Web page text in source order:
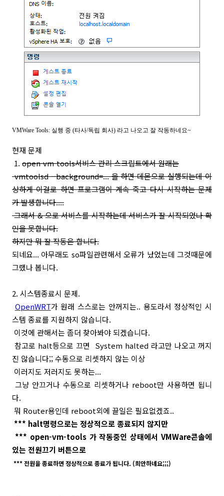
VMWare Tools: 실행 중 (타사/독립 회사) 라고 나오고 잘 작동하네요~
현재 문제
1. open-vm-tools서비스 관리 스크립트에서 원래는
vmtoolsd --background=... 을 하면 데몬으로 실행되는데 이
상하게 이걸로 하면 프로그램이 계속 죽고 다시 시작하는 문제
가 발생합니다....
그래서 & 으로 서비스를 시작하는데 서비스가 잘 시작되었나 확
인을 못합니다.
하지만 뭐 잘 작동은 합니다.
되네요... 아무래도 so파일관련해서 오류가 났었는데 그것때문에
그랬나 봅니다.
2. 시스템종료시 문제.
OpenWRT가 원래 스스로는 안꺼지는.. 용도라서 정상적인 시
스템 종료를 지원하지 않습니다.
이것에 관해서는 좀더 찾아봐야 되겠습니다.
참고로 halt등으로 끄면 System halted 라고만 나오고 꺼지
진 않습니다;; 수동으로 리셋하지 않는 이상
이러지도 저러지도 못하는...
그냥 안끄거나 수동으로 리셋하거나 reboot만 사용하면 됩니
다.
뭐 Router용인데 reboot외에 끌일은 필요없겠죠..
*** halt명령으로는 정상적으로 종료되지 않지만
*** open-vm-tools 가 작동중인 상태에서 VMWare콘솔에
있는 전원끄기 버튼으로
*** 전원을 종료하면 정상적으로 종료가 됩니다. (희안하네요;;;)